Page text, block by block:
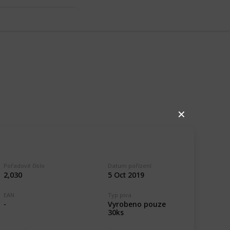
✕
Pořadové číslo
2,030
Datum pořízení
5 Oct 2019
EAN
-
Typ piva
Vyrobeno pouze
30ks